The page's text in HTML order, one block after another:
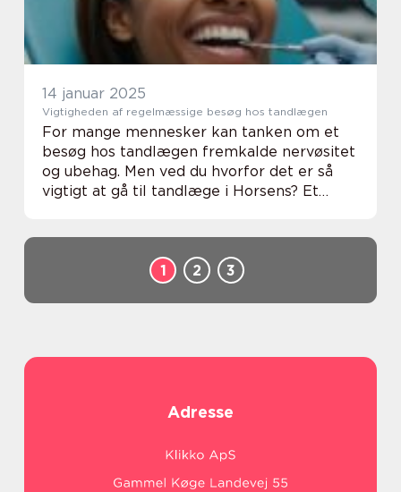
14 januar 2025
Vigtigheden af regelmæssige besøg hos tandlægen
For mange mennesker kan tanken om et
besøg hos tandlægen fremkalde nervøsitet
og ubehag. Men ved du hvorfor det er så
vigtigt at gå til tandlæge i Horsens? Et
1 2 3
Adresse